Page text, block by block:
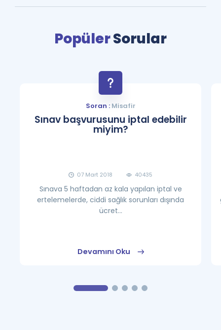
PopülerSorular
Soran :Misafir
Sınav başvurusunu iptal edebilir
miyim?
07 Mart 2018 40435
Sınava 5 haftadan az kala yapılan iptal ve
ertelemelerde, ciddi sağlık sorunları dışında
ücret...
Devamını Oku